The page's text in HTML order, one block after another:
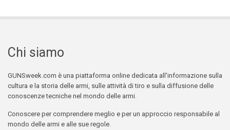
Chi siamo
GUNSweek.com è una piattaforma online dedicata all'informazione sulla
cultura e la storia delle armi, sulle attività di tiro e sulla diffusione delle
conoscenze tecniche nel mondo delle armi.
Conoscere per comprendere meglio e per un approccio responsabile al
mondo delle armi e alle sue regole.